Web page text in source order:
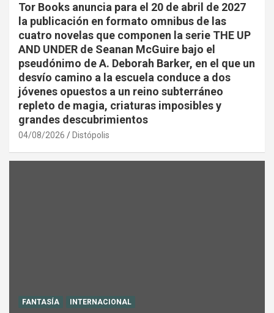
Tor Books anuncia para el 20 de abril de 2027
la publicación en formato omnibus de las
cuatro novelas que componen la serie THE UP
AND UNDER de Seanan McGuire bajo el
pseudónimo de A. Deborah Barker, en el que un
desvío camino a la escuela conduce a dos
jóvenes opuestos a un reino subterráneo
repleto de magia, criaturas imposibles y
grandes descubrimientos
04/08/2026 Distópolis
FANTASÍA INTERNACIONAL